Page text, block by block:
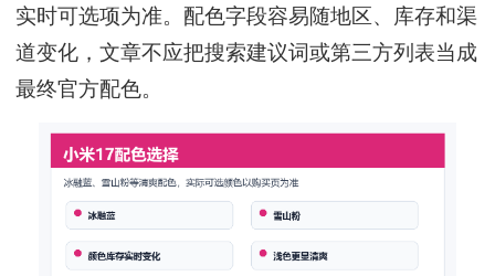
实时可选项为准。配色字段容易随地区、库存和渠
道变化，文章不应把搜索建议词或第三方列表当成
最终官方配色。